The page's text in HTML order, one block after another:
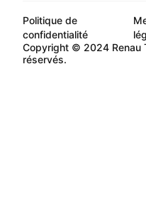
Copyright © 2024 Renau
réservés.
Politique de
confidentialité